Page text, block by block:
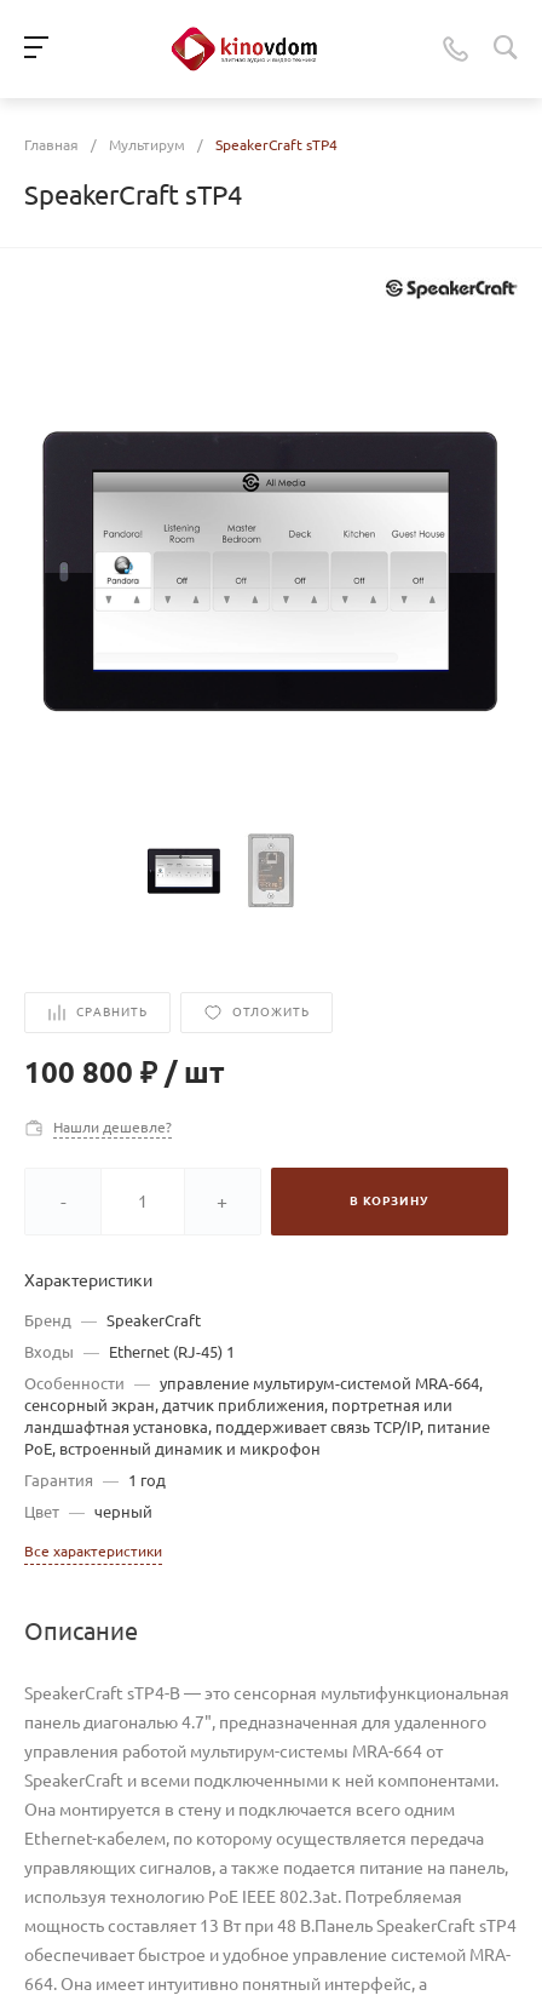
Главная / Мультирум / SpeakerCraft sTP4
SpeakerCraft sTP4
СРАВНИТЬ ОТЛОЖИТЬ
100 800 ₽ / шт
Нашли дешевле?
- + В КОРЗИНУ
Характеристики
Бренд — SpeakerCraft
Входы
—
Ethernet (RJ-45) 1
Особенности
— управление мультирум-системой MRA-664,
сенсорный экран, датчик приближения, портретная или
ландшафтная установка, поддерживает связь TCP/IP, питание
PoE, встроенный динамик и микрофон
Гарантия
—
1 год
Цвет — черный
Все характеристики
Описание
SpeakerCraft sTP4-B — это сенсорная мультифункциональная
панель диагональю 4.7", предназначенная для удаленного
управления работой мультирум-системы MRA-664 от
SpeakerCraft и всеми подключенными к ней компонентами.
Она монтируется в стену и подключается всего одним
Ethernet-кабелем, по которому осуществляется передача
управляющих сигналов, а также подается питание на панель,
используя технологию PoE IEEE 802.3at. Потребляемая
мощность составляет 13 Вт при 48 В.Панель SpeakerCraft sTP4
обеспечивает быстрое и удобное управление системой MRA-
664. Она имеет интуитивно понятный интерфейс, а